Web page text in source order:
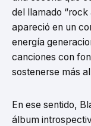
del llamado “rock
apareció en un
energía
canciones con
sostenerse más
En ese sentido,
álbum